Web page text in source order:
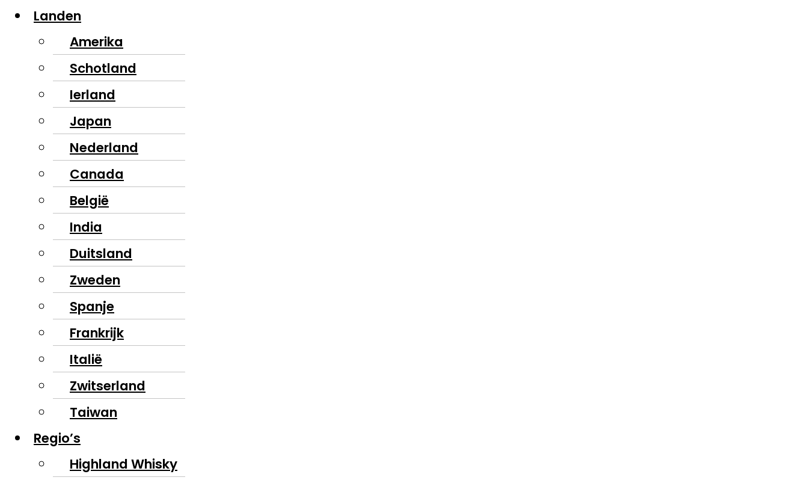
Landen
Amerika
Schotland
Ierland
Japan
Nederland
Canada
België
India
Duitsland
Zweden
Spanje
Frankrijk
Italië
Zwitserland
Taiwan
Regio’s
Highland Whisky